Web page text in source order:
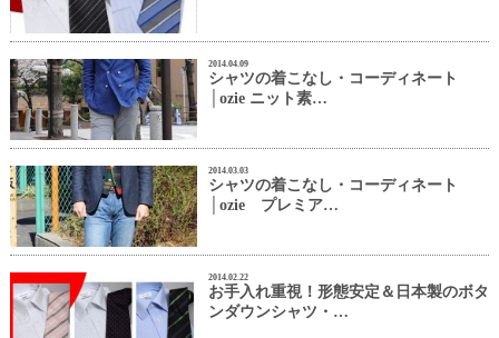
2014.04.09
シャツの着こなし・コーディネート
│ozie ニット素…
2014.03.03
シャツの着こなし・コーディネート
│ozie プレミア…
2014.02.22
お手入れ重視！形態安定＆日本製のボタ
ンダウンシャツ・…